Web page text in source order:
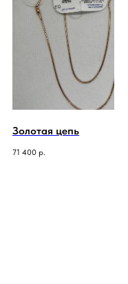
Золотая цепь
71 400 р.